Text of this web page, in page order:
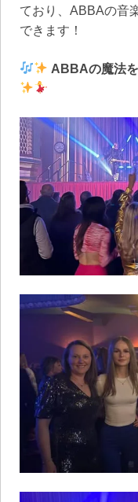
ており、ABBAの音
できます！
ABBAの魔法